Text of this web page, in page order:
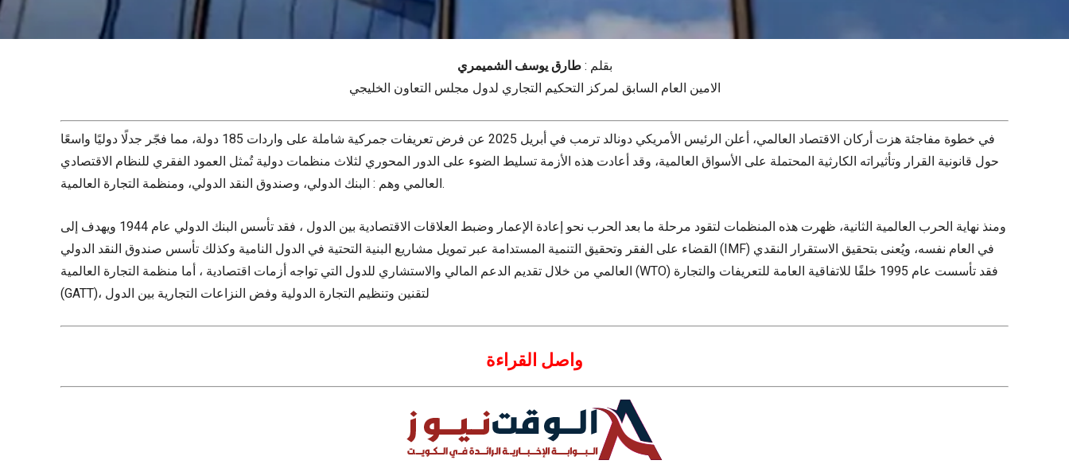
بقلم :طارق يوسف الشميمري
الامين العام السابق لمركز التحكيم التجاري لدول مجلس التعاون الخليجي
في خطوة مفاجئة هزت أركان الاقتصاد العالمي، أعلن الرئيس الأمريكي دونالد ترمب في أبريل 2025 عن فرض تعريفات جمركية شاملة على واردات 185 دولة، مما فجّر جدلًا دوليًا واسعًا
حول قانونية القرار وتأثيراته الكارثية المحتملة على الأسواق العالمية، وقد أعادت هذه الأزمة تسليط الضوء على الدور المحوري لثلاث منظمات دولية تُمثل العمود الفقري للنظام الاقتصادي
العالمي وهم : البنك الدولي، وصندوق النقد الدولي، ومنظمة التجارة العالمية.
ومنذ نهاية الحرب العالمية الثانية، ظهرت هذه المنظمات لتقود مرحلة ما بعد الحرب نحو إعادة الإعمار وضبط العلاقات الاقتصادية بين الدول ، فقد تأسس البنك الدولي عام 1944 ويهدف إلى
القضاء على الفقر وتحقيق التنمية المستدامة عبر تمويل مشاريع البنية التحتية في الدول النامية وكذلك تأسس صندوق النقد الدولي (IMF) في العام نفسه، ويُعنى بتحقيق الاستقرار النقدي
العالمي من خلال تقديم الدعم المالي والاستشاري للدول التي تواجه أزمات اقتصادية ، أما منظمة التجارة العالمية (WTO) فقد تأسست عام 1995 خلفًا للاتفاقية العامة للتعريفات والتجارة
(GATT)، لتقنين وتنظيم التجارة الدولية وفض النزاعات التجارية بين الدول
واصل القراءة